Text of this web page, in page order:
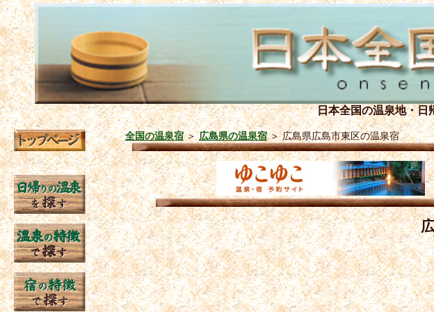
日本全国の温泉地・日
全国の温泉宿＞広島県の温泉宿＞広島県広島市東区の温泉宿